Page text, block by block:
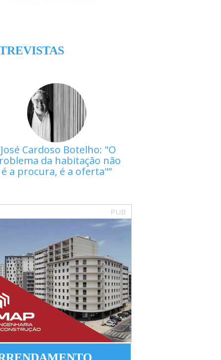
José Cardoso Botelho: "O
da habitação não
é a procura, é a oferta"
PUB